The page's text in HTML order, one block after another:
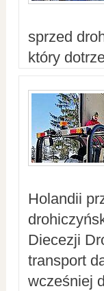
sprzed
który
Holandii
Diecezji
transport
wcześniej